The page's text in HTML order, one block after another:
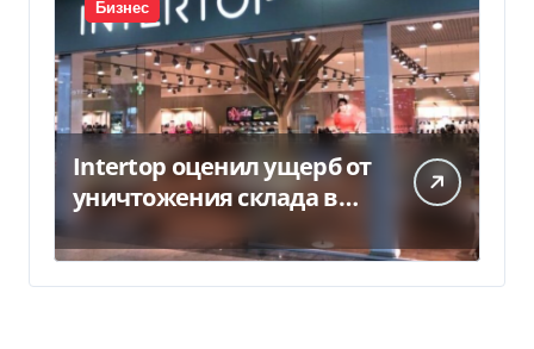
Бизнес
Intertop оценил ущерб от
уничтожения склада в